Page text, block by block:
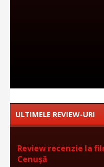
ULTIMELE REVIEW-URI
Review recenzie la
Cenușă